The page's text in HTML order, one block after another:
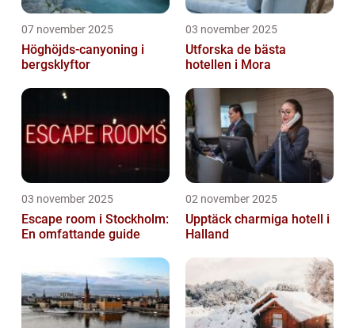
07 november 2025
Höghöjds-canyoning i
bergsklyftor
03 november 2025
Utforska de bästa
hotellen i Mora
03 november 2025
Escape room i Stockholm:
En omfattande guide
02 november 2025
Upptäck charmiga hotell i
Halland